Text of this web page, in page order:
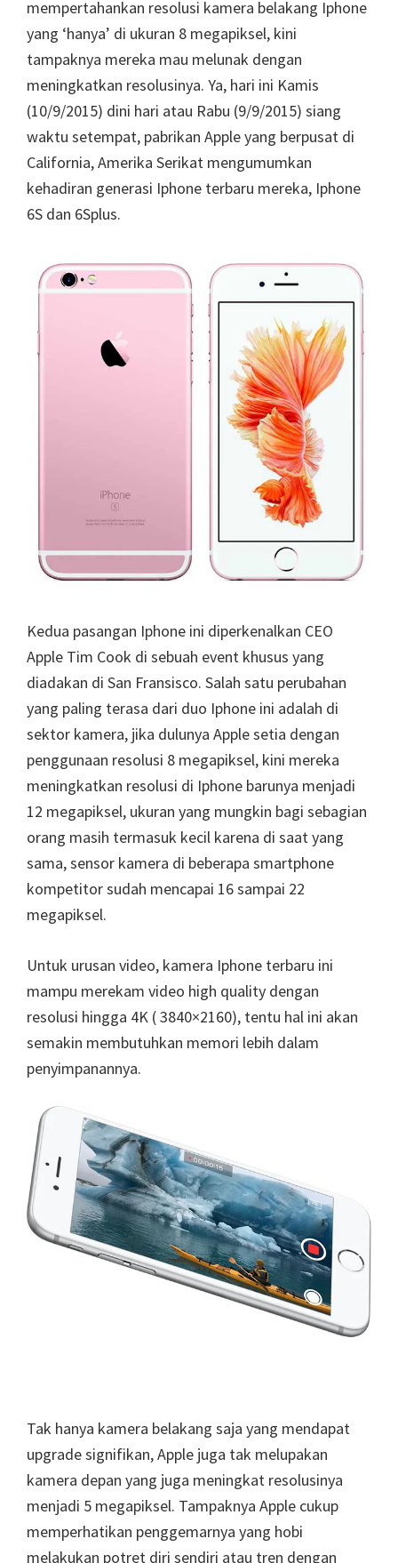
mempertahankan resolusi kamera belakang Iphone
yang ‘hanya’ di ukuran 8 megapiksel, kini
tampaknya mereka mau melunak dengan
meningkatkan resolusinya. Ya, hari ini Kamis
(10/9/2015) dini hari atau Rabu (9/9/2015) siang
waktu setempat, pabrikan Apple yang berpusat di
California, Amerika Serikat mengumumkan
kehadiran generasi Iphone terbaru mereka, Iphone
6S dan 6Splus.
Kedua pasangan Iphone ini diperkenalkan CEO
Apple Tim Cook di sebuah event khusus yang
diadakan di San Fransisco. Salah satu perubahan
yang paling terasa dari duo Iphone ini adalah di
sektor kamera, jika dulunya Apple setia dengan
penggunaan resolusi 8 megapiksel, kini mereka
meningkatkan resolusi di Iphone barunya menjadi
12 megapiksel, ukuran yang mungkin bagi sebagian
orang masih termasuk kecil karena di saat yang
sama, sensor kamera di beberapa smartphone
kompetitor sudah mencapai 16 sampai 22
megapiksel.
Untuk urusan video, kamera Iphone terbaru ini
mampu merekam video high quality dengan
resolusi hingga 4K ( 3840×2160), tentu hal ini akan
semakin membutuhkan memori lebih dalam
penyimpanannya.
Tak hanya kamera belakang saja yang mendapat
upgrade signifikan, Apple juga tak melupakan
kamera depan yang juga meningkat resolusinya
menjadi 5 megapiksel. Tampaknya Apple cukup
memperhatikan penggemarnya yang hobi
melakukan potret diri sendiri atau tren dengan